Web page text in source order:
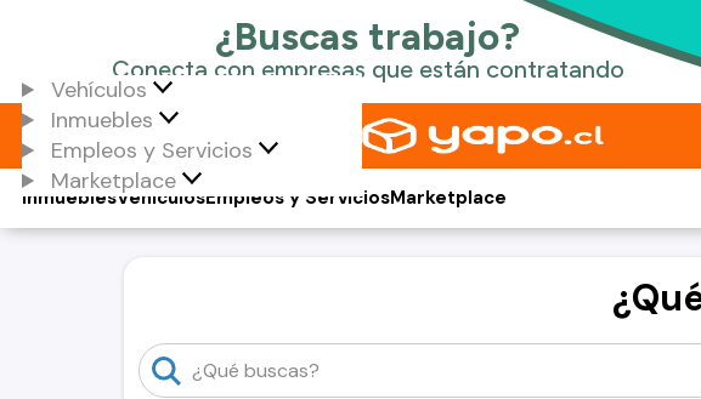
Vehículos
Inmuebles
Empleos y Servicios
Marketplace
Vehículos
Inmuebles Empleos y ServiciosMarketplace